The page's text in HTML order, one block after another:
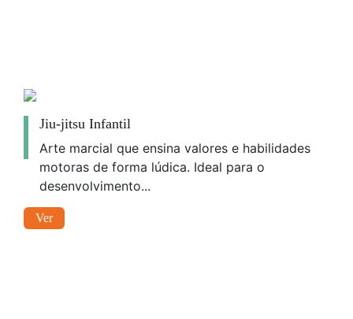
Jiu-jitsu Infantil
Arte marcial que ensina valores e habilidades
motoras de forma lúdica. Ideal para o
desenvolvimento...
Ver